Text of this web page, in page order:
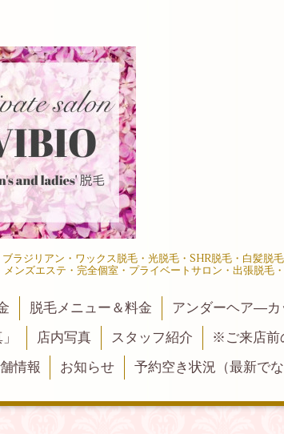
ラジリアン・ワックス脱毛・光脱毛・SHR脱毛・白髪脱
ンズエステ・完全個室・プライベートサロン・出張脱毛
脱毛メニュー＆料金
アンダーヘア―カ
店内写真 スタッフ紹介
※ご来店前
情報 お知らせ 予約空き状況（最新でな